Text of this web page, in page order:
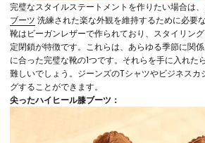
完璧なスタイルステートメントを作りたい場合は、
ブーツ 洗練された楽な外観を維持するために必要な
靴はビーガンレザーで作られており、スタイリン
定閉鎖が特徴です。これらは、あらゆる季節に関
に合った完璧な靴の1つです。それらを手に入れた
難しいでしょう。ジーンズのTシャツやビジネスカ
グすることができます。
尖ったハイヒール膝ブーツ：